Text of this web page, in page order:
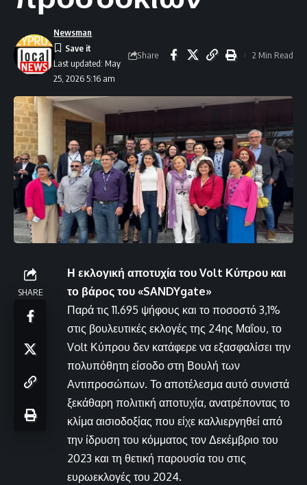
Last updated: May
25, 2026 5:16 am
Newsman
Share 2 Min Read
SHARE
Η εκλογική αποτυχία του Volt Κύπρου και
το βάρος του «SANDYgate»
Παρά τις 11.695 ψήφους και το ποσοστό 3,1%
στις βουλευτικές εκλογές της 24ης Μαΐου, το
Volt Κύπρου δεν κατάφερε να εξασφαλίσει την
πολυπόθητη είσοδο στη Βουλή των
Αντιπροσώπων. Το αποτέλεσμα αυτό συνιστά
ξεκάθαρη πολιτική αποτυχία, ανατρέποντας το
κλίμα αισιοδοξίας που είχε καλλιεργηθεί από
την ίδρυση του κόμματος τον Δεκέμβριο του
2023 και τη θετική παρουσία του στις
ευρωεκλογές του 2024.